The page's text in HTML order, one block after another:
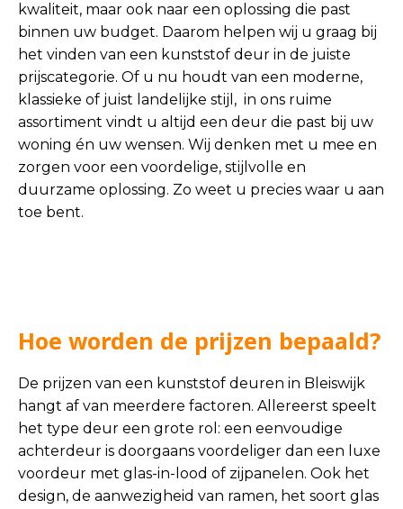
kwaliteit, maar ook naar een oplossing die past
binnen uw budget. Daarom helpen wij u graag bij
het vinden van een kunststof deur in de juiste
prijscategorie. Of u nu houdt van een moderne,
klassieke of juist landelijke stijl, in ons ruime
assortiment vindt u altijd een deur die past bij uw
woning én uw wensen. Wij denken met u mee en
zorgen voor een voordelige, stijlvolle en
duurzame oplossing. Zo weet u precies waar u aan
toe bent.
Hoe worden de prijzen bepaald?
De prijzen van een kunststof deuren in Bleiswijk
hangt af van meerdere factoren. Allereerst speelt
het type deur een grote rol: een eenvoudige
achterdeur is doorgaans voordeliger dan een luxe
voordeur met glas-in-lood of zijpanelen. Ook het
design, de aanwezigheid van ramen, het soort glas